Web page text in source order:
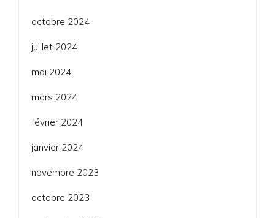
octobre 2024
juillet 2024
mai 2024
mars 2024
février 2024
janvier 2024
novembre 2023
octobre 2023